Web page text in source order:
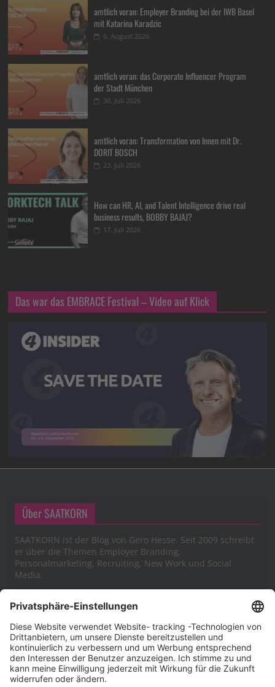
amtlich voran: Employer Branding bei der IWB Basel
mit Katarina Karadzic
6. August 2026
amtlich voran: das Corporate Influencer Program
der Stadt München
30. Juli 2026
amtlich voran: Transformation von Innen mit Dr.
DORIT BOSCH
23. Juli 2026
How can HR, AI, and Talent Intelligence drive real
business results, BOBBY BAJAJ?
17. Juli 2026
Das war das EMBRACE Festival – Video auf Klick
Über SAATKORN
SAATKORN ist der Blog von Gero Hesse. Seit 2009 schreibt
er über die Themen Employer Branding,
Personalmarketing, Recruiting, New Work und Social
Media.
Impressum
Impressum